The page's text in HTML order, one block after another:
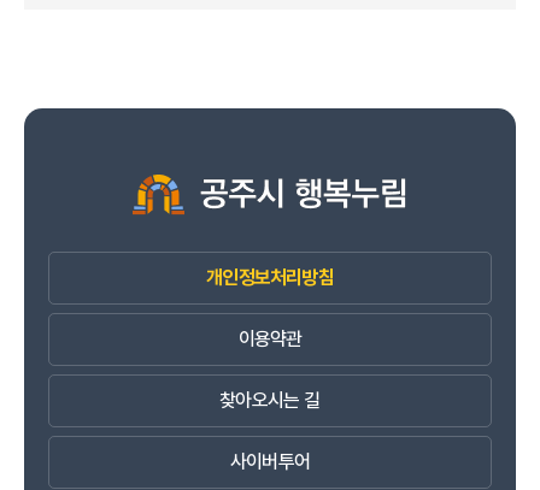
개인정보처리방침
이용약관
찾아오시는 길
사이버투어